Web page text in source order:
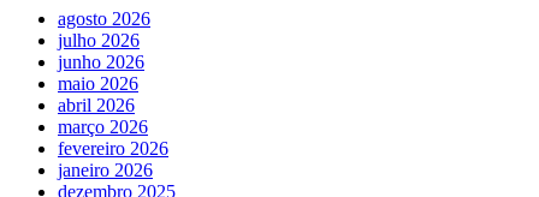
agosto 2026
julho 2026
junho 2026
maio 2026
abril 2026
março 2026
fevereiro 2026
janeiro 2026
dezembro 2025